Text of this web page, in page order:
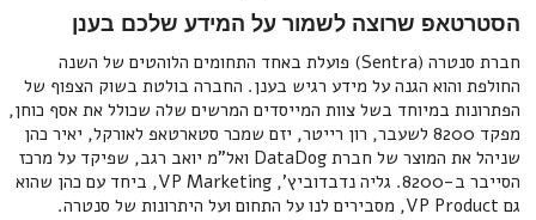
הסטרטאפ שרוצה לשמור על המידע שלכם בענן
חברת סנטרה (Sentra) פועלת באחד התחומים הלוהטים של השנה
החולפת והוא הגנה על מידע רגיש בענן. החברה בולטת בשוק הצפוף של
הפתרונות במיוחד בשל צוות המייסדים המרשים שלה שכולל את אסף כוחן,
מפקד 8200 לשעבר, רון רייטר, יזם שמכר סטארטאפ לאורקל, יאיר כהן
שניהל את המוצר של חברת DataDog ואל"מ יואב רגב, שפיקד על מרכז
הסייבר ב-8200. גליה נדבדוביץ', VP Marketing, ביחד עם כהן שהוא
גם VP Product, מסבירים לנו על התחום ועל היתרונות של סנטרה.